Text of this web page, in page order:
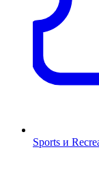
Sports и